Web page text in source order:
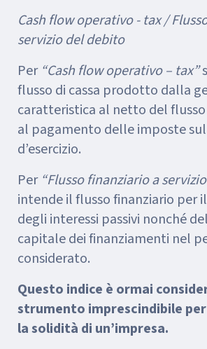
Cash flow operativo - tax /
servizio del debito
Per “Cash flow operativo – tax”
flusso di cassa prodotto dalla
caratteristica al netto del
al pagamento delle imposte
d’esercizio.
Per “Flusso finanziario a
intende il flusso finanziario per
degli interessi passivi nonché
capitale dei finanziamenti nel
considerato.
Questo indice è ormai
strumento imprescindibile
la solidità di un’impresa.